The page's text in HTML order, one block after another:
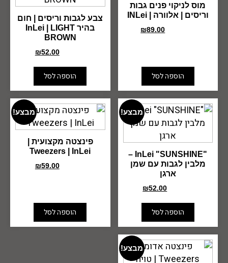
מוס לניקוי פנים גבות
וריסים | אלוורה | INLei
₪89.00
הוספה לסל
צבע לגבות וריסים | חום
בהיר InLei | LIGHT
BROWN
₪52.00
הוספה לסל
מבצע!
"InLei "SUNSHINE –
מלבין לגבות עם שמן
ארגן
₪52.00
הוספה לסל
מבצע!
פינצטה מקצועית |
Tweezers | InLei
₪59.00
הוספה לסל
מבצע!